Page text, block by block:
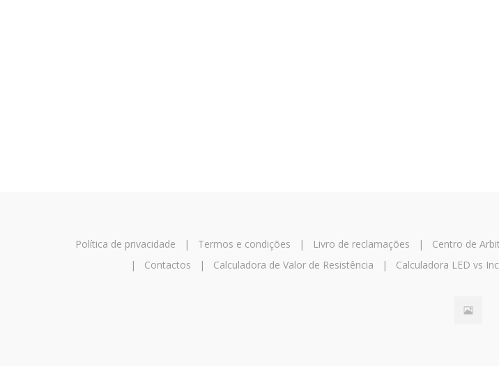
Política de privacidade | Termos e condições | Livro de reclamações | Centro de
| Contactos | Calculadora de Valor de Resistência | Calculadora LED vs